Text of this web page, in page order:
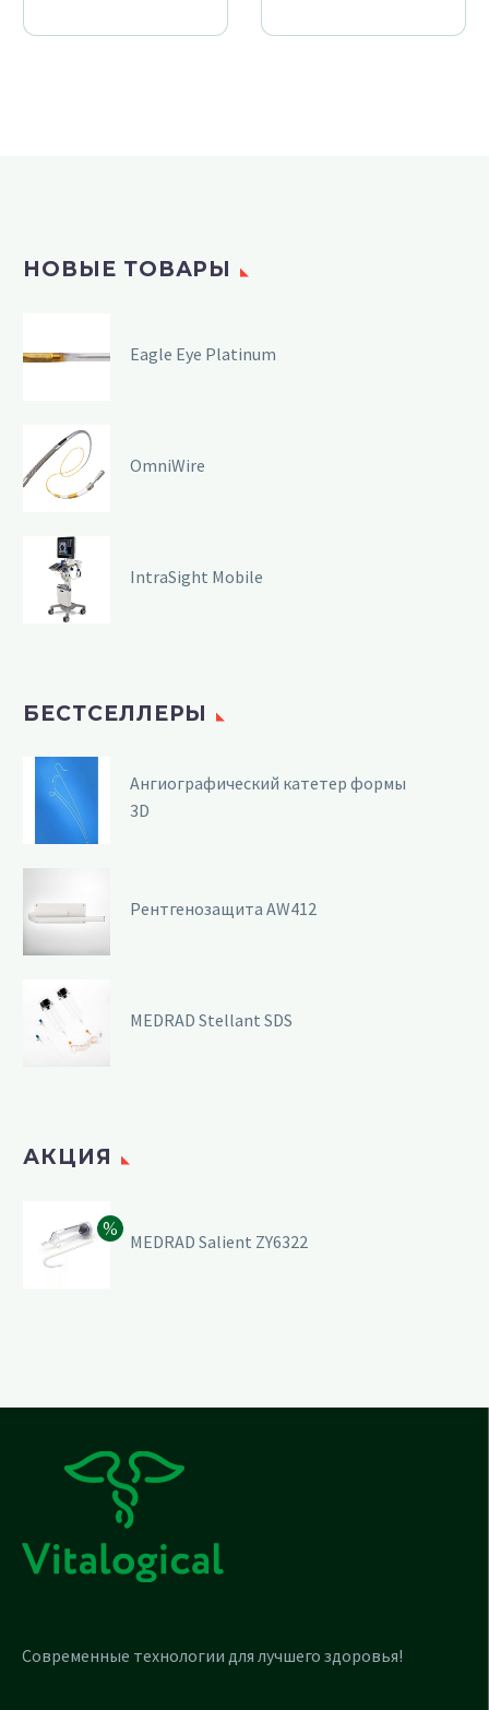
НОВЫЕ ТОВАРЫ
Eagle Eye Platinum
OmniWire
IntraSight Mobile
БЕСТСЕЛЛЕРЫ
Ангиографический катетер формы
3D
Рентгенозащита AW412
MEDRAD Stellant SDS
АКЦИЯ
MEDRAD Salient ZY6322
Современные технологии для лучшего здоровья!